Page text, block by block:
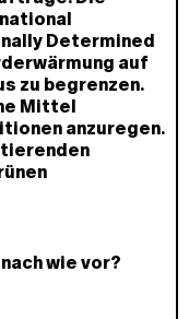
Determined
auf
zu begrenzen.
Mittel
anzuregen.
wie vor?